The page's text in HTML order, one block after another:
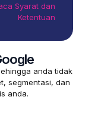
Syarat dan
Ketentuan
anda tidak
segmentasi, dan
anda.